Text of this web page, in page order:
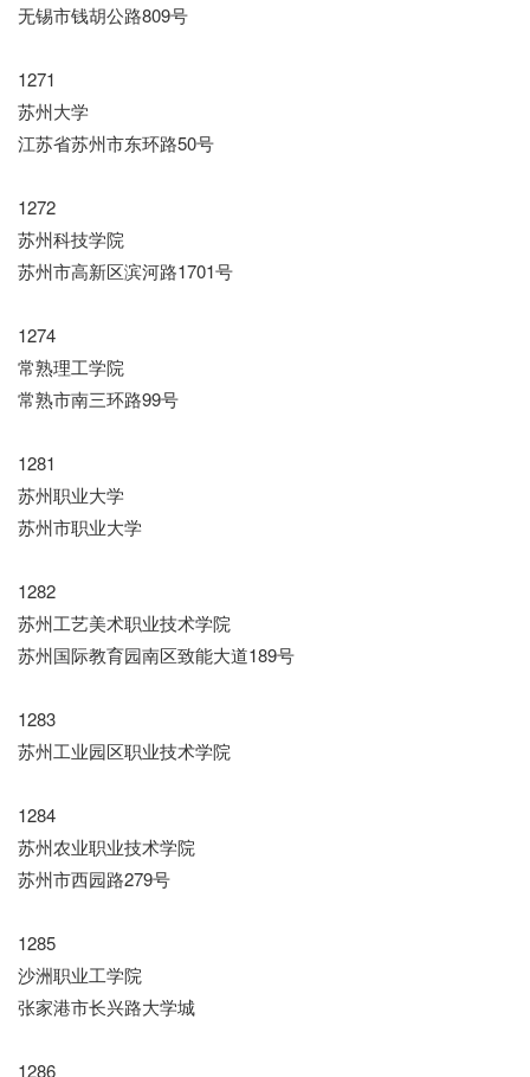
无锡市钱胡公路809号
1271
苏州大学
江苏省苏州市东环路50号
1272
苏州科技学院
苏州市高新区滨河路1701号
1274
常熟理工学院
常熟市南三环路99号
1281
苏州职业大学
苏州市职业大学
1282
苏州工艺美术职业技术学院
苏州国际教育园南区致能大道189号
1283
苏州工业园区职业技术学院
1284
苏州农业职业技术学院
苏州市西园路279号
1285
沙洲职业工学院
张家港市长兴路大学城
1286